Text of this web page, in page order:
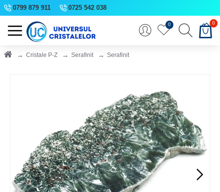
0799 879 911 0725 542 038
0 0
Cristale P-Z Serafinit Serafinit